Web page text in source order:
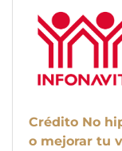
Crédito No
o mejorar tu